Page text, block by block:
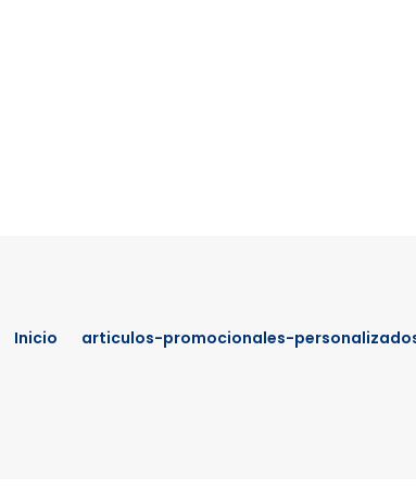
Inicio articulos-promocionales-